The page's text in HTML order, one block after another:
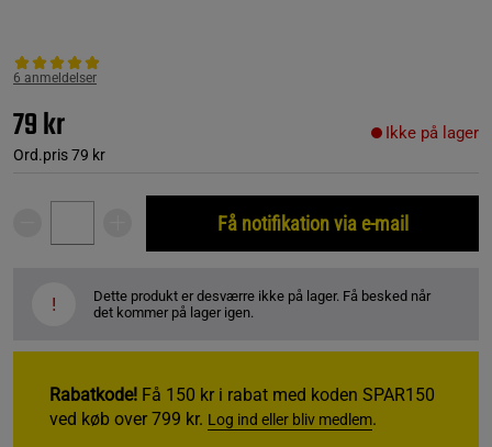
6 anmeldelser
79 kr
Ord.pris79 kr
Ikke på lager
Få notifikation via e-mail
!
Dette produkt er desværre ikke på lager. Få besked når
det kommer på lager igen.
Rabatkode! Få 150 kr i rabat med koden SPAR150
ved køb over 799 kr. Log ind eller bliv medlem.